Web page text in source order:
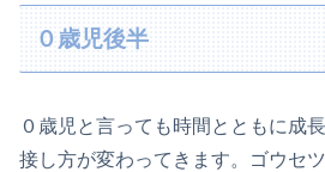
０歳児後半
０歳児と言っても時間とともに成
接し方が変わってきます。ゴウセ